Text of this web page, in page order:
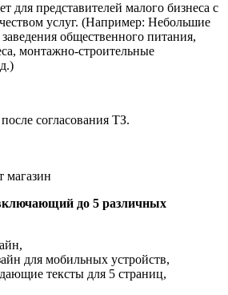
для представителей малого бизнеса с
услуг. (Например: Небольшие
общественного питания,
монтажно-строительные
согласования ТЗ.
магазин
до 5 различных
для мобильных устройств,
тексты для 5 страниц,